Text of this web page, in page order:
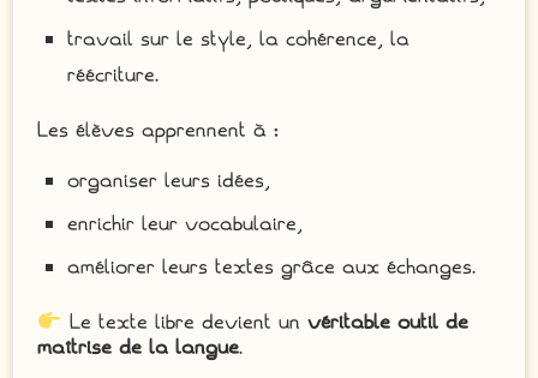
travail sur le style, la cohérence, la
réécriture.
Les élèves apprennent à :
organiser leurs idées,
enrichir leur vocabulaire,
améliorer leurs textes grâce aux échanges.
Le texte libre devient un véritable outil de
maîtrise de la langue.